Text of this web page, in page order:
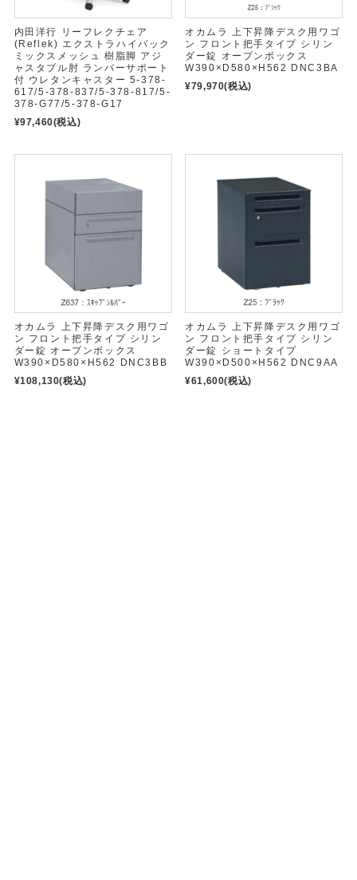
内田洋行 リーフレクチェア
(Reflek) エクストラハイバック
ミックスメッシュ 樹脂脚 アジ
ャスタブル肘 ランバーサポート
付 ウレタンキャスター 5-378-
617/5-378-837/5-378-817/5-
378-G77/5-378-G17
¥97,460(税込)
オカムラ 上下昇降デスク用ワゴ
ン フロント把手タイプ シリン
ダー錠 オープンボックス
W390×D580×H562 DNC3BA
¥79,970(税込)
オカムラ 上下昇降デスク用ワゴ
ン フロント把手タイプ シリン
ダー錠 オープンボックス
W390×D580×H562 DNC3BB
¥108,130(税込)
オカムラ 上下昇降デスク用ワゴ
ン フロント把手タイプ シリン
ダー錠 ショートタイプ
W390×D500×H562 DNC9AA
¥61,600(税込)